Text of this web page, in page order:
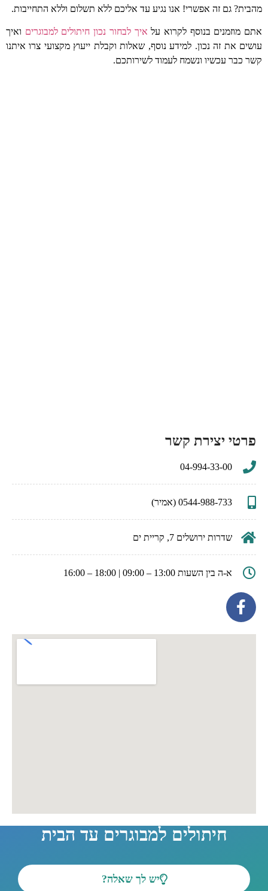
מהבית? גם זה אפשרי! אנו נגיע עד אליכם ללא תשלום וללא התחייבות.
אתם מוזמנים בנוסף לקרוא על איך לבחור נכון חיתולים למבוגרים ואיך
עושים את זה נכון. למידע נוסף, שאלות וקבלת ייעוץ מקצועי צרו איתנו
קשר כבר עכשיו ונשמח לעמוד לשירותכם.
פרטי יצירת קשר
04-994-33-00
0544-988-733 (אמיר)
שדרות ירושלים 7, קריית ים
א-ה בין השעות 13:00 – 09:00 | 18:00 – 16:00
חיתולים למבוגרים עד הבית
יש לך שאלה?